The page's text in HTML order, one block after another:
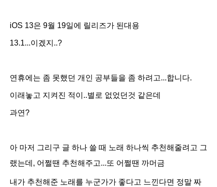
iOS 13은 9월 19일에 릴리즈가 된대용
13.1...이겠지..?
연휴에는 좀 못했던 개인 공부들을 좀 하려고...합니다.
이래놓고 지켜진 적이..별로 없었던것 같은데
과연?
아 마저 그리구 글 하나 쓸 때 노래 하나씩 추천해줄려고 그
랬는데, 어쩔땐 추천해주고...또 어쩔땐 까머금
내가 추천해준 노래를 누군가가 좋다고 느낀다면 정말 짜